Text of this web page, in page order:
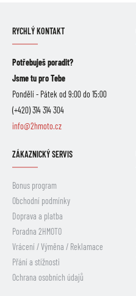
RYCHLÝ KONTAKT
Potřebuješ poradit?
Jsme tu pro Tebe
Pondělí - Pátek od 9:00 do 15:00
(+420) 314 314 304
info@2hmoto.cz
ZÁKAZNICKÝ SERVIS
Bonus program
Obchodní podmínky
Doprava a platba
Poradna 2HMOTO
Vrácení / Výměna / Reklamace
Přání a stížnosti
Ochrana osobních údajů